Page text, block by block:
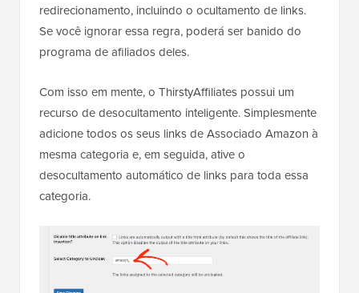
redirecionamento, incluindo o ocultamento de links.
Se você ignorar essa regra, poderá ser banido do
programa de afiliados deles.
Com isso em mente, o ThirstyAffiliates possui um
recurso de desocultamento inteligente. Simplesmente
adicione todos os seus links de Associado Amazon à
mesma categoria e, em seguida, ative o
desocultamento automático de links para toda essa
categoria.